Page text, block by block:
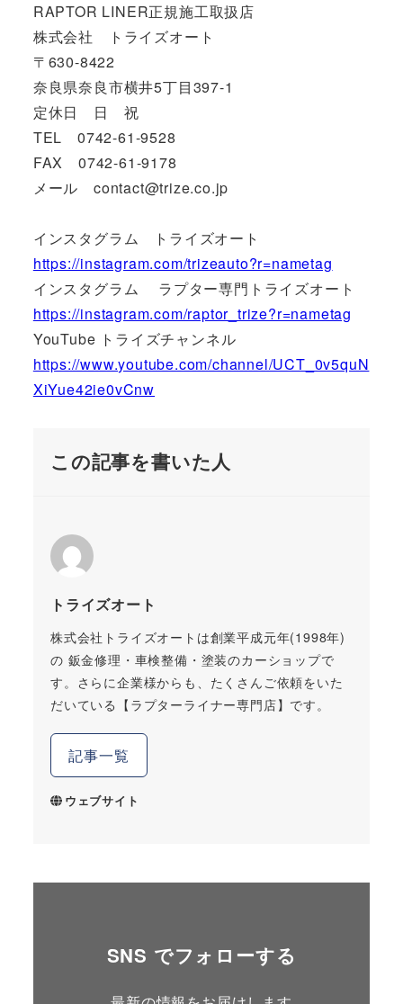
RAPTOR LINER正規施工取扱店
株式会社 トライズオート
〒630-8422
奈良県奈良市横井5丁目397-1
定休日 日 祝
TEL 0742-61-9528
FAX 0742-61-9178
メール contact@trize.co.jp
インスタグラム トライズオート
https://instagram.com/trizeauto?r=nametag
インスタグラム ラプター専門トライズオート
https://instagram.com/raptor_trize?r=nametag
YouTube トライズチャンネル
https://www.youtube.com/channel/UCT_0v5quN
XiYue42ie0vCnw
この記事を書いた人
トライズオート
株式会社トライズオートは創業平成元年(1998年)
の 鈑金修理・車検整備・塗装のカーショップで
す。さらに企業様からも、たくさんご依頼をいた
だいている【ラプターライナー専門店】です。
記事一覧
ウェブサイト
SNS でフォローする